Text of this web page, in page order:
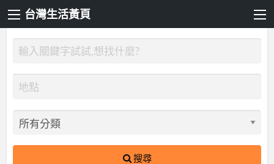
台灣生活黃頁
搜尋